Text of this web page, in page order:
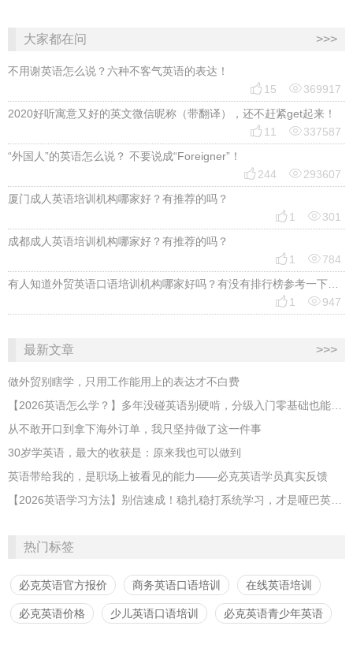
大家都在问 >>>
不用谢英语怎么说？六种不客气英语的表达！
 15 369917
2020好听寓意又好的英文微信昵称（带翻译），还不赶紧get起来！
 11 337587
“外国人”的英语怎么说？ 不要说成“Foreigner”！
 244 293607
厦门成人英语培训机构哪家好？有推荐的吗？
 1 301
成都成人英语培训机构哪家好？有推荐的吗？
 1 784
有人知道外贸英语口语培训机构哪家好吗？有没有排行榜参考一下？最好说下费用
 1 947
最新文章 >>>
做外贸别瞎学，只用工作能用上的表达才不白费
【2026英语怎么学？】多年没碰英语别硬啃，分级入门零基础也能跟上
从不敢开口到拿下海外订单，我只坚持做了这一件事
30岁学英语，最大的收获是：原来我也可以做到
英语带给我的，是职场上被看见的能力——必克英语学员真实反馈
【2026英语学习方法】别信速成！稳扎稳打系统学习，才是哑巴英语解药
热门标签
必克英语官方报价 商务英语口语培训 在线英语培训
必克英语价格 少儿英语口语培训 必克英语青少年英语